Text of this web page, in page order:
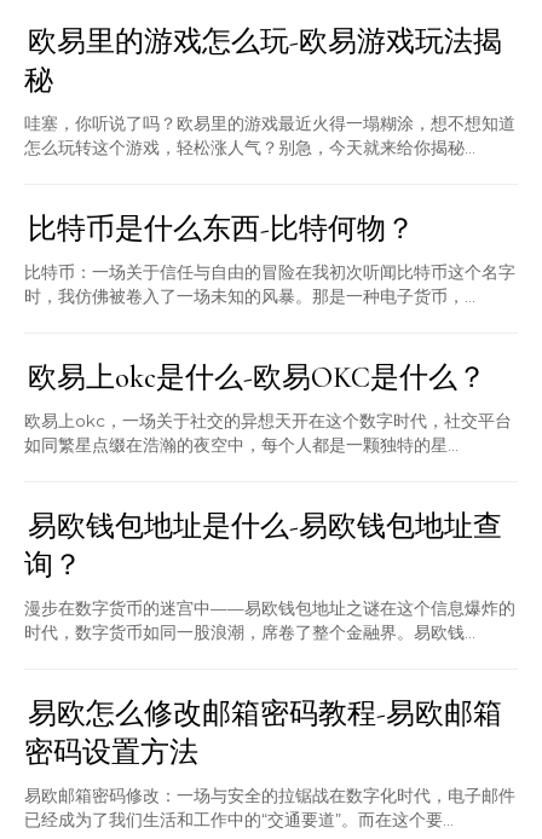
欧易里的游戏怎么玩-欧易游戏玩法揭
秘
哇塞，你听说了吗？欧易里的游戏最近火得一塌糊涂，想不想知道
怎么玩转这个游戏，轻松涨人气？别急，今天就来给你揭秘...
比特币是什么东西-比特何物？
比特币：一场关于信任与自由的冒险在我初次听闻比特币这个名字
时，我仿佛被卷入了一场未知的风暴。那是一种电子货币，...
欧易上okc是什么-欧易OKC是什么？
欧易上okc，一场关于社交的异想天开在这个数字时代，社交平台
如同繁星点缀在浩瀚的夜空中，每个人都是一颗独特的星...
易欧钱包地址是什么-易欧钱包地址查
询？
漫步在数字货币的迷宫中——易欧钱包地址之谜在这个信息爆炸的
时代，数字货币如同一股浪潮，席卷了整个金融界。易欧钱...
易欧怎么修改邮箱密码教程-易欧邮箱
密码设置方法
易欧邮箱密码修改：一场与安全的拉锯战在数字化时代，电子邮件
已经成为了我们生活和工作中的“交通要道”。而在这个要...